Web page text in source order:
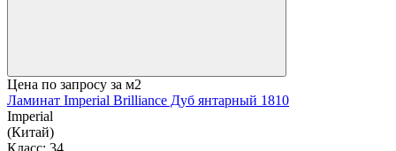
Цена по запросу за м2
Ламинат Imperial Brilliance Дуб янтарный 1810
Imperial
(Китай)